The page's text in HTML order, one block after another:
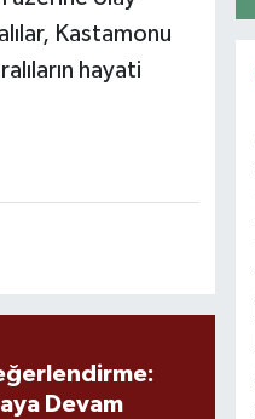
Kastamonu
hayati
Devam